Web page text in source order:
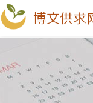
博文供求